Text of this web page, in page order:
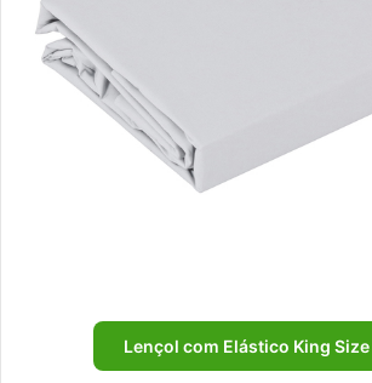
Lençol com Elástico King